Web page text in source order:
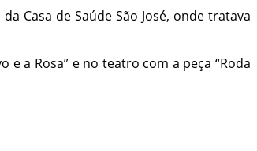
Casa de Saúde São José, onde tratava
e a Rosa” e no teatro com a peça “Roda